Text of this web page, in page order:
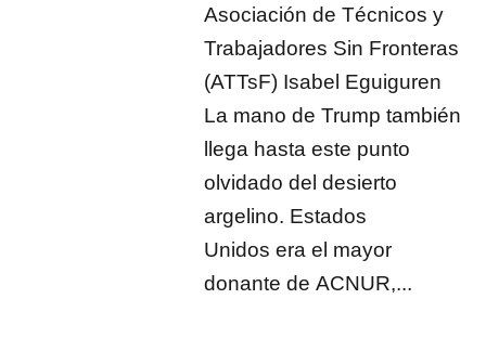
Asociación de Técnicos y
Trabajadores Sin Fronteras
(ATTsF) Isabel Eguiguren
La mano de Trump también
llega hasta este punto
olvidado del desierto
argelino. Estados
Unidos era el mayor
donante de ACNUR,...